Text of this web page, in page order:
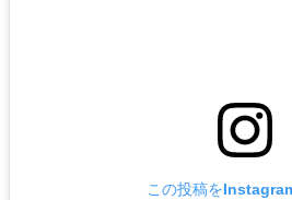
この投稿を